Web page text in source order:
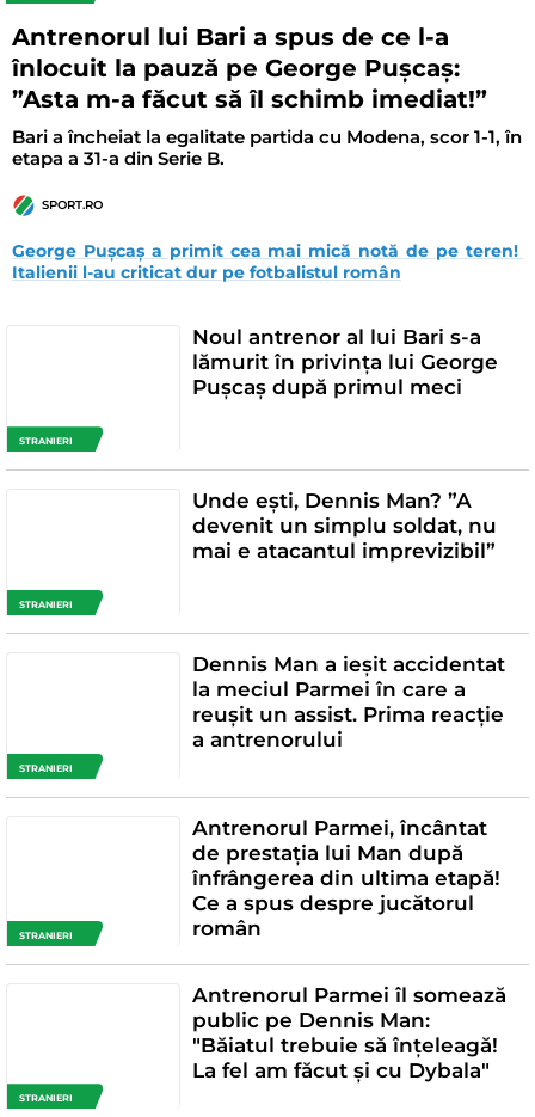
Antrenorul lui Bari a spus de ce l-a
înlocuit la pauză pe George Pușcaș:
”Asta m-a făcut să îl schimb imediat!”
Bari a încheiat la egalitate partida cu Modena, scor 1-1, în
etapa a 31-a din Serie B.
SPORT.RO
George Pușcaș a primit cea mai mică notă de pe teren!
Italienii l-au criticat dur pe fotbalistul român
STRANIERI
Noul antrenor al lui Bari s-a
lămurit în privința lui George
Pușcaș după primul meci
STRANIERI
Unde ești, Dennis Man? ”A
devenit un simplu soldat, nu
mai e atacantul imprevizibil”
STRANIERI
Dennis Man a ieșit accidentat
la meciul Parmei în care a
reușit un assist. Prima reacție
a antrenorului
STRANIERI
Antrenorul Parmei, încântat
de prestația lui Man după
înfrângerea din ultima etapă!
Ce a spus despre jucătorul
român
STRANIERI
Antrenorul Parmei îl somează
public pe Dennis Man:
"Băiatul trebuie să înțeleagă!
La fel am făcut și cu Dybala"